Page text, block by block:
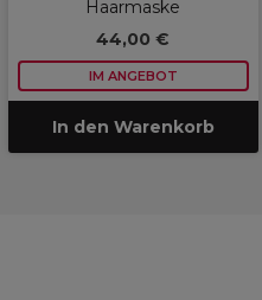
Haarmaske
44,00 €
IM ANGEBOT
In den Warenkorb